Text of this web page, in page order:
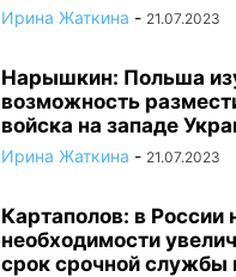
Ирина Жаткина - 21.07.2023
Нарышкин: Польша
возможность
войска на западе
Ирина Жаткина - 21.07.2023
Картаполов: в России
необходимости
срок срочной службы